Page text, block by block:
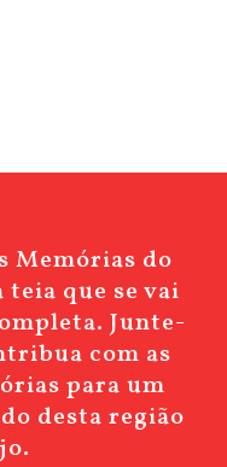
Memórias do
que se vai
Junte-
com as
para um
desta região